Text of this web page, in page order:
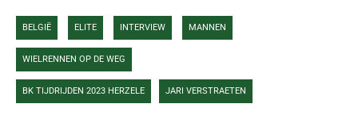
BELGIË ELITE INTERVIEW MANNEN
WIELRENNEN OP DE WEG
BK TIJDRIJDEN 2023 HERZELE JARI VERSTRAETEN